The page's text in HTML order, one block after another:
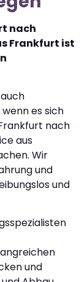
nach
Frankfurt ist
es sich
nach
aus
Wir
und
und
und